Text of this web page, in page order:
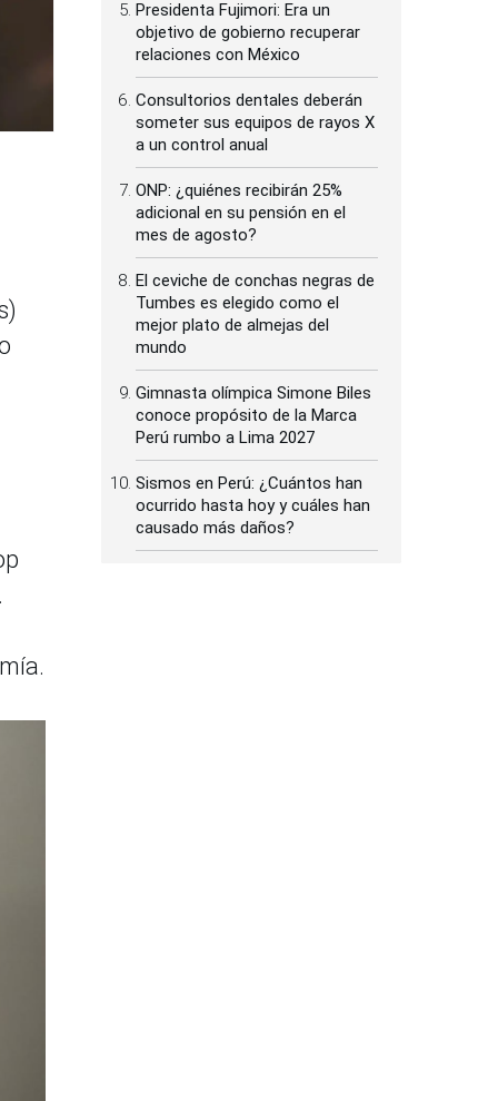
Presidenta Fujimori: Era un
objetivo de gobierno recuperar
relaciones con México
Consultorios dentales deberán
someter sus equipos de rayos X
a un control anual
ONP: ¿quiénes recibirán 25%
adicional en su pensión en el
mes de agosto?
El ceviche de conchas negras de
Tumbes es elegido como el
mejor plato de almejas del
mundo
Gimnasta olímpica Simone Biles
conoce propósito de la Marca
Perú rumbo a Lima 2027
Sismos en Perú: ¿Cuántos han
ocurrido hasta hoy y cuáles han
causado más daños?